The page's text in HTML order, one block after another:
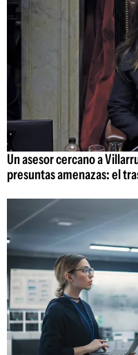
Un asesor cercano a
presuntas amenazas: el